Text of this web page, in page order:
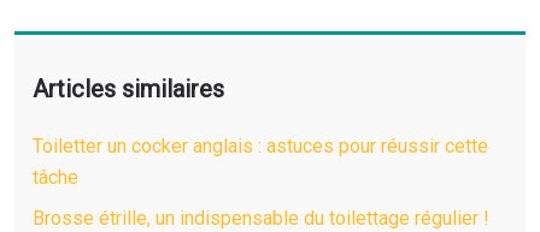
Articles similaires
Toiletter un cocker anglais : astuces pour réussir cette
tâche
Brosse étrille, un indispensable du toilettage régulier !